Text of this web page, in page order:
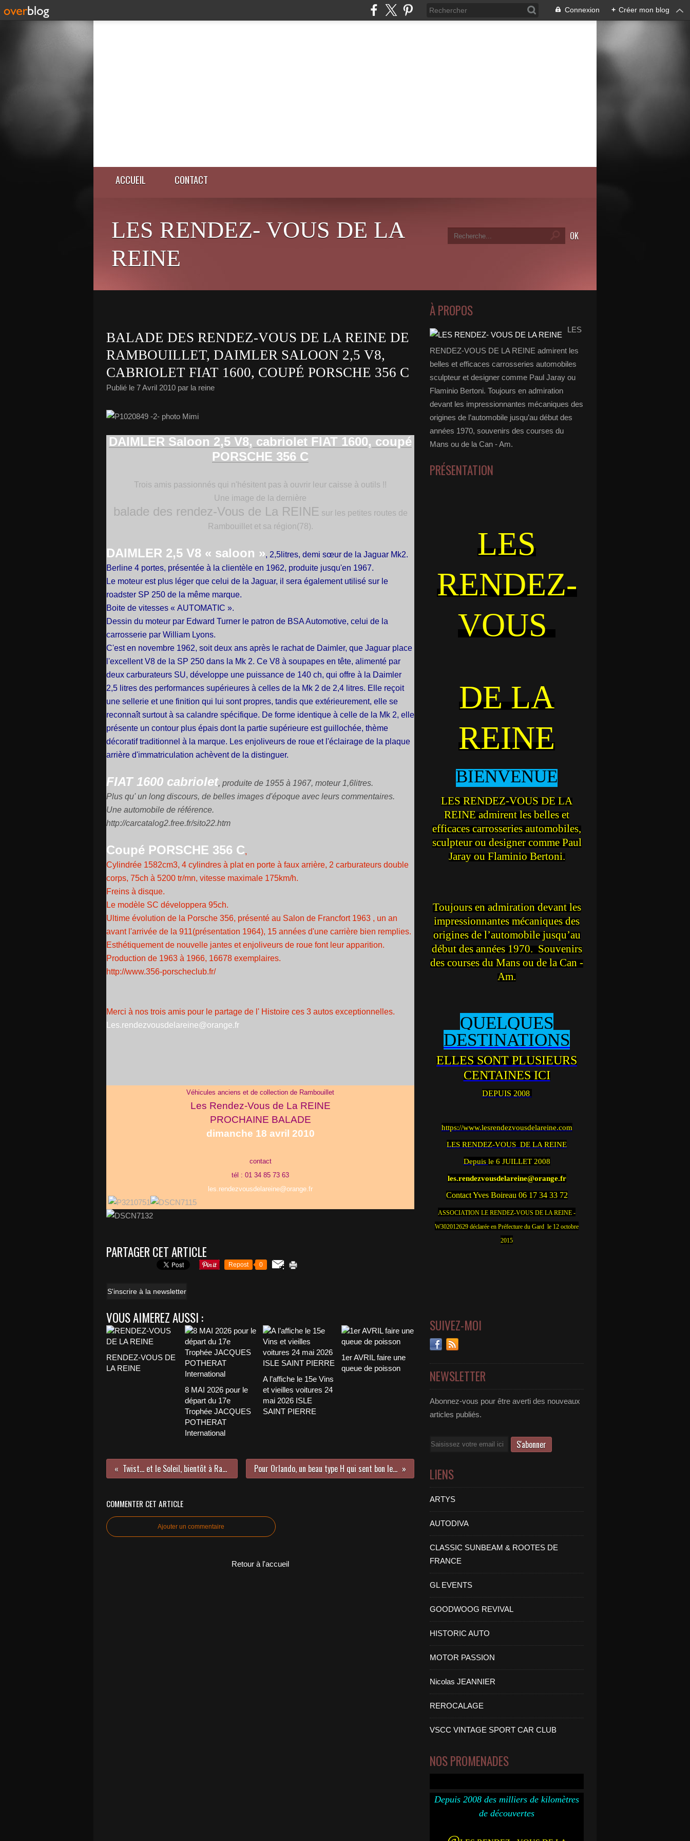
Connexion + Créer mon blog
ACCUEIL CONTACT
LES RENDEZ- VOUS DE LA
REINE
BALADE DES RENDEZ-VOUS DE LA REINE DE
RAMBOUILLET, DAIMLER SALOON 2,5 V8,
CABRIOLET FIAT 1600, COUPÉ PORSCHE 356 C
Publié le 7 Avril 2010 par la reine
photo Mimi
DAIMLER Saloon 2,5 V8, cabriolet FIAT 1600, coupé
PORSCHE 356 C
Trois amis passionnés qui n'hésitent pas à ouvrir leur caisse à outils !!
Une image de la dernière
balade des rendez-Vous de La REINE sur les petites routes de
Rambouillet et sa région(78).
DAIMLER 2,5 V8 « saloon », 2,5litres, demi sœur de la Jaguar Mk2.
Berline 4 portes, présentée à la clientèle en 1962, produite jusqu'en 1967.
Le moteur est plus léger que celui de la Jaguar, il sera également utilisé sur le
roadster SP 250 de la même marque.
Boite de vitesses « AUTOMATIC ».
Dessin du moteur par Edward Turner le patron de BSA Automotive, celui de la
carrosserie par William Lyons.
C'est en novembre 1962, soit deux ans après le rachat de Daimler, que Jaguar place
l'excellent V8 de la SP 250 dans la Mk 2. Ce V8 à soupapes en tête, alimenté par
deux carburateurs SU, développe une puissance de 140 ch, qui offre à la Daimler
2,5 litres des performances supérieures à celles de la Mk 2 de 2,4 litres. Elle reçoit
une sellerie et une finition qui lui sont propres, tandis que extérieurement, elle se
reconnaît surtout à sa calandre spécifique. De forme identique à celle de la Mk 2, elle
présente un contour plus épais dont la partie supérieure est guillochée, thème
décoratif traditionnel à la marque. Les enjoliveurs de roue et l'éclairage de la plaque
arrière d'immatriculation achèvent de la distinguer.
FIAT 1600 cabriolet, produite de 1955 à 1967, moteur 1,6litres.
Plus qu' un long discours, de belles images d'époque avec leurs commentaires.
Une automobile de référence.
http://carcatalog2.free.fr/sito22.htm
Coupé PORSCHE 356 C,
Cylindrée 1582cm3, 4 cylindres à plat en porte à faux arrière, 2 carburateurs double
corps, 75ch à 5200 tr/mn, vitesse maximale 175km/h.
Freins à disque.
Le modèle SC développera 95ch.
Ultime évolution de la Porsche 356, présenté au Salon de Francfort 1963 , un an
avant l'arrivée de la 911(présentation 1964), 15 années d'une carrière bien remplies.
Esthétiquement de nouvelle jantes et enjoliveurs de roue font leur apparition.
Production de 1963 à 1966, 16678 exemplaires.
http://www.356-porscheclub.fr/
Merci à nos trois amis pour le partage de l' Histoire ces 3 autos exceptionnelles.
Les.rendezvousdelareine@orange.fr
Véhicules anciens et de collection de Rambouillet
Les Rendez-Vous de La REINE
PROCHAINE BALADE
dimanche 18 avril 2010
contact
tél : 01 34 85 73 63
les.rendezvousdelareine@orange.fr
PARTAGER CET ARTICLE
Repost 0
S'inscrire à la newsletter
VOUS AIMEREZ AUSSI :
RENDEZ-VOUS DE
LA REINE
8 MAI 2026 pour le
départ du 17e
Trophée JACQUES
POTHERAT
International
A l’affiche le 15e Vins
et vieilles voitures 24
mai 2026 ISLE
SAINT PIERRE
1er AVRIL faire une
queue de poisson
Twist… et le Soleil, bientôt à Rambouillet. Pour Orlando, un beau type H qui sent bon le «Garage» !
COMMENTER CET ARTICLE
Ajouter un commentaire
Retour à l'accueil
À PROPOS
LES
RENDEZ-VOUS DE LA REINE admirent les
belles et efficaces carrosseries automobiles
sculpteur et designer comme Paul Jaray ou
Flaminio Bertoni. Toujours en admiration
devant les impressionnantes mécaniques des
origines de l’automobile jusqu’au début des
années 1970, souvenirs des courses du
Mans ou de la Can - Am.
PRÉSENTATION
LES
RENDEZ-
VOUS
DE LA
REINE
BIENVENUE
LES RENDEZ-VOUS DE LA
REINE admirent les belles et
efficaces carrosseries automobiles,
sculpteur ou designer comme Paul
Jaray ou Flaminio Bertoni.
Toujours en admiration devant les
impressionnantes mécaniques des
origines de l’automobile jusqu’au
début des années 1970. Souvenirs
des courses du Mans ou de la Can -
Am.
QUELQUES
DESTINATIONS
ELLES SONT PLUSIEURS
CENTAINES ICI
DEPUIS 2008
https://www.lesrendezvousdelareine.com
LES RENDEZ-VOUS DE LA REINE
Depuis le 6 JUILLET 2008
les.rendezvousdelareine@orange.fr
Contact Yves Boireau 06 17 34 33 72
ASSOCIATION LE RENDEZ-VOUS DE LA REINE -
W302012629 déclarée en Préfecture du Gard le 12 octobre
2015
SUIVEZ-MOI
NEWSLETTER
Abonnez-vous pour être averti des nouveaux
articles publiés.
Email
LIENS
ARTYS
AUTODIVA
CLASSIC SUNBEAM & ROOTES DE
FRANCE
GL EVENTS
GOODWOOG REVIVAL
HISTORIC AUTO
MOTOR PASSION
Nicolas JEANNIER
REROCALAGE
VSCC VINTAGE SPORT CAR CLUB
NOS PROMENADES
Depuis 2008 des milliers de kilomètres
de découvertes